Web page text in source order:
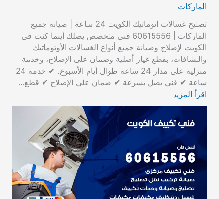
الماركات
تصليح غسالات اتوماتيك الكويت 24 ساعة | صيانة جميع
الماركات | 60615556 فني متخصص يصلك أينما كنت في
الكويت لإصلاح وصيانة جميع أنواع الغسالات الأوتوماتيك
والنشافات، بقطع غيار أصلية وضمان على الإصلاح، وخدمة
منزلية على مدار 24 ساعة طوال أيام الأسبوع. ✔ خدمة 24
ساعة ✔ فني يصل بسرعة ✔ ضمان على الإصلاح ✔ قطع…
اقرأ المزيد